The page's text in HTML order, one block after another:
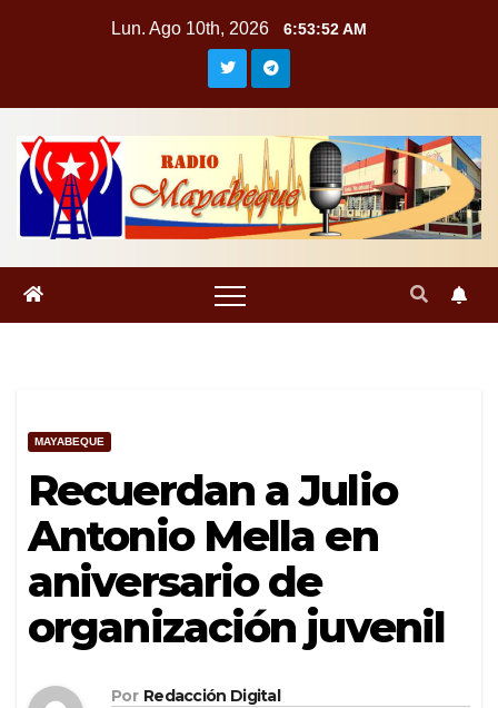
Lun. Ago 10th, 2026 6:53:53 AM
MAYABEQUE
Recuerdan a Julio
Antonio Mella en
aniversario de
organización juvenil
Por Redacción Digital